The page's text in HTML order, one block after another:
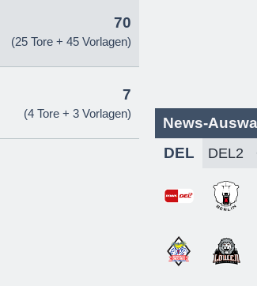
70
(25 Tore + 45 Vorlagen)
7
(4 Tore + 3 Vorlagen)
News-
DEL